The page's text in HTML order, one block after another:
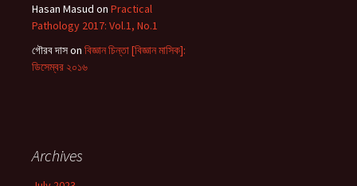
Hasan Masud on Practical
Pathology 2017: Vol.1, No.1
গৌরব দাসon বিজ্ঞান চিন্তা [বিজ্ঞান মাসিক]:
ডিসেম্বর ২০১৬
Archives